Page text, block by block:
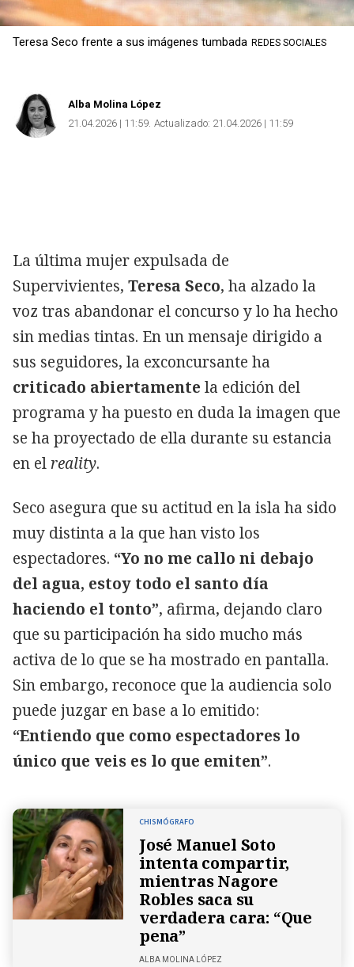
Teresa Seco frente a sus imágenes tumbada REDES SOCIALES
Alba Molina López
21.04.2026 | 11:59 Actualizado: 21.04.2026 | 11:59
La última mujer expulsada de
Supervivientes, Teresa Seco, ha alzado la
voz tras abandonar el concurso y lo ha hecho
sin medias tintas. En un mensaje dirigido a
sus seguidores, la exconcursante ha
criticado abiertamente la edición del
programa y ha puesto en duda la imagen que
se ha proyectado de ella durante su estancia
en el reality.
Seco asegura que su actitud en la isla ha sido
muy distinta a la que han visto los
espectadores. “Yo no me callo ni debajo
del agua, estoy todo el santo día
haciendo el tonto”, afirma, dejando claro
que su participación ha sido mucho más
activa de lo que se ha mostrado en pantalla.
Sin embargo, reconoce que la audiencia solo
puede juzgar en base a lo emitido:
“Entiendo que como espectadores lo
único que veis es lo que emiten”.
CHISMÓGRAFO
José Manuel Soto
intenta compartir,
mientras Nagore
Robles saca su
verdadera cara: “Que
pena”
ALBA MOLINA LÓPEZ